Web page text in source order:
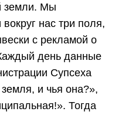
земли. Мы
нас три поля,
с рекламой о
день данные
Супсеха
и чья она?»,
Тогда